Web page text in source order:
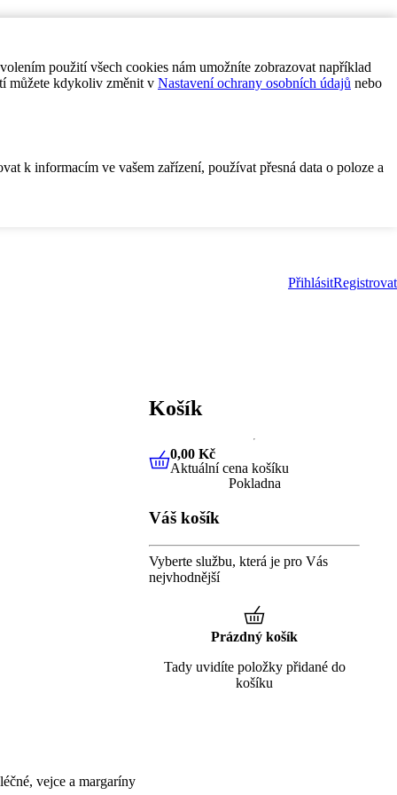
použití všech cookies nám umožníte zobrazovat například
můžete kdykoliv změnit v Nastavení ochrany osobních údajů nebo
k informacím ve vašem zařízení, používat přesná data o poloze a
PřihlásitRegistrovat
vejce a margaríny
Košík
0,00 KčAktuální cena košíku
0,00 Kč
Aktuální cena košíku
Pokladna
Váš košík
Vyberte službu, která je pro Vás
nejvhodnější
Prázdný košík
Tady uvidíte položky přidané do
košíku